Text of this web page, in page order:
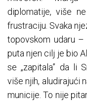
diplomatije, više
frustraciju. Svaka
topovskom udaru –
puta njen cilj je bio
se „zapitala” da li
više njih, aludirajući
municije. To nije